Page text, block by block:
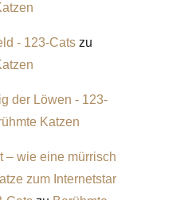
- 123-Catszu
der Löwen - 123-
Katzen
– wie eine mürrisch
zum Internetstar